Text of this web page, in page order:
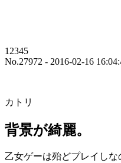
12345
No.27972 - 2016-02-16
カトリ
背景が綺麗。
乙女ゲーは殆どプレイし